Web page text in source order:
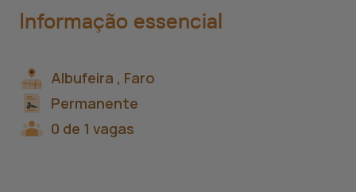
Informação essencial
Albufeira , Faro
Permanente
0 de 1 vagas